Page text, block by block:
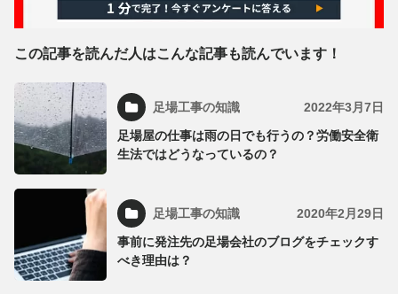
この記事を読んだ人はこんな記事も読んでいます！
足場工事の知識 2022年3月7日
足場屋の仕事は雨の日でも行うの？労働安全衛
生法ではどうなっているの？
足場工事の知識 2020年2月29日
事前に発注先の足場会社のブログをチェックす
べき理由は？